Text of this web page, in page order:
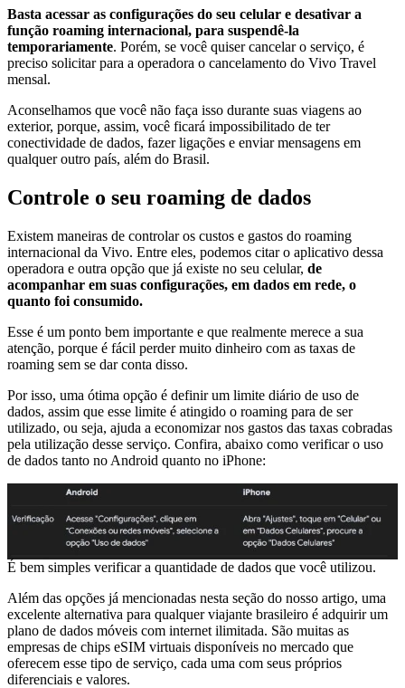
Basta acessar as configurações do seu celular e desativar a
função roaming internacional, para suspendê-la
temporariamente. Porém, se você quiser cancelar o serviço, é
preciso solicitar para a operadora o cancelamento do Vivo Travel
mensal.
Aconselhamos que você não faça isso durante suas viagens ao
exterior, porque, assim, você ficará impossibilitado de ter
conectividade de dados, fazer ligações e enviar mensagens em
qualquer outro país, além do Brasil.
Controle o seu roaming de dados
Existem maneiras de controlar os custos e gastos do roaming
internacional da Vivo. Entre eles, podemos citar o aplicativo dessa
operadora e outra opção que já existe no seu celular, de
acompanhar em suas configurações, em dados em rede, o
quanto foi consumido.
Esse é um ponto bem importante e que realmente merece a sua
atenção, porque é fácil perder muito dinheiro com as taxas de
roaming sem se dar conta disso.
Por isso, uma ótima opção é definir um limite diário de uso de
dados, assim que esse limite é atingido o roaming para de ser
utilizado, ou seja, ajuda a economizar nos gastos das taxas cobradas
pela utilização desse serviço. Confira, abaixo como verificar o uso
de dados tanto no Android quanto no iPhone:
É bem simples verificar a quantidade de dados que você utilizou.
Além das opções já mencionadas nesta seção do nosso artigo, uma
excelente alternativa para qualquer viajante brasileiro é adquirir um
plano de dados móveis com internet ilimitada. São muitas as
empresas de chips eSIM virtuais disponíveis no mercado que
oferecem esse tipo de serviço, cada uma com seus próprios
diferenciais e valores.